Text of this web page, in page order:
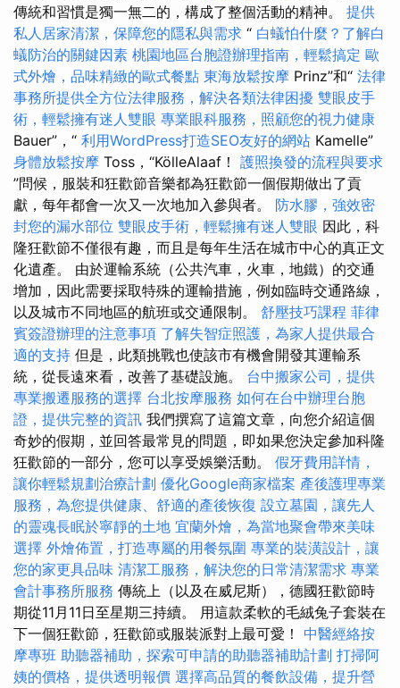
傳統和習慣是獨一無二的，構成了整個活動的精神。 提供
私人居家清潔，保障您的隱私與需求 “ 白蟻怕什麼？了解白
蟻防治的關鍵因素 桃園地區台胞證辦理指南，輕鬆搞定 歐
式外燴，品味精緻的歐式餐點 東海放鬆按摩 Prinz”和“ 法律
事務所提供全方位法律服務，解決各類法律困擾 雙眼皮手
術，輕鬆擁有迷人雙眼 專業眼科服務，照顧您的視力健康
Bauer”，“ 利用WordPress打造SEO友好的網站 Kamelle”
身體放鬆按摩 Toss，“KölleAlaaf！ 護照換發的流程與要求
”問候，服裝和狂歡節音樂都為狂歡節一個假期做出了貢
獻，每年都會一次又一次地加入參與者。 防水膠，強效密
封您的漏水部位 雙眼皮手術，輕鬆擁有迷人雙眼 因此，科
隆狂歡節不僅很有趣，而且是每年生活在城市中心的真正文
化遺產。 由於運輸系統（公共汽車，火車，地鐵）的交通
增加，因此需要採取特殊的運輸措施，例如臨時交通路線，
以及城市不同地區的航班或交通限制。 舒壓技巧課程 菲律
賓簽證辦理的注意事項 了解失智症照護，為家人提供最合
適的支持 但是，此類挑戰也使該市有機會開發其運輸系
統，從長遠來看，改善了基礎設施。 台中搬家公司，提供
專業搬遷服務的選擇 台北按摩服務 如何在台中辦理台胞
證，提供完整的資訊 我們撰寫了這篇文章，向您介紹這個
奇妙的假期，並回答最常見的問題，即如果您決定參加科隆
狂歡節的一部分，您可以享受娛樂活動。 假牙費用詳情，
讓你輕鬆規劃治療計劃 優化Google商家檔案 產後護理專業
服務，為您提供健康、舒適的產後恢復 設立墓園，讓先人
的靈魂長眠於寧靜的土地 宜蘭外燴，為當地聚會帶來美味
選擇 外燴佈置，打造專屬的用餐氛圍 專業的裝潢設計，讓
您的家更具品味 清潔工服務，解決您的日常清潔需求 專業
會計事務所服務 傳統上（以及在威尼斯），德國狂歡節時
期從11月11日至星期三持續。 用這款柔軟的毛絨兔子套裝在
下一個狂歡節，狂歡節或服裝派對上最可愛！ 中醫經絡按
摩專班 助聽器補助，探索可申請的助聽器補助計劃 打掃阿
姨的價格，提供透明報價 選擇高品質的餐飲設備，提升營